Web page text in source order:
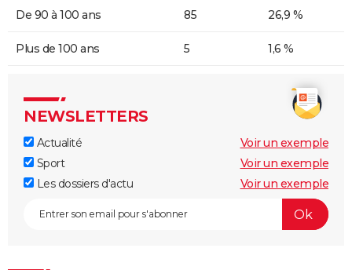
De 90 à 100 ans 85 26,9 %
Plus de 100 ans 5 1,6 %
NEWSLETTERS
Actualité
Voir un exemple
Sport
Voir un exemple
Les dossiers d'actu
Voir un exemple